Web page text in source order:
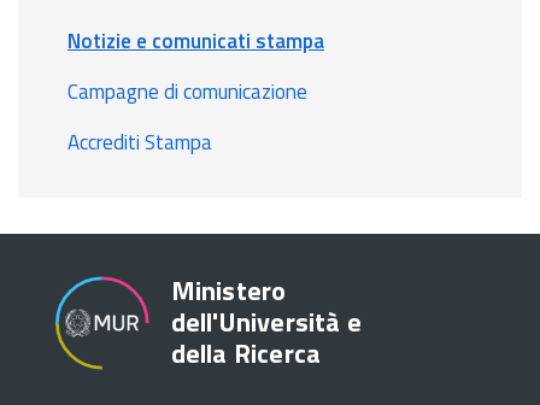
Notizie e comunicati stampa
Campagne di comunicazione
Accrediti Stampa
Ministero
dell'Università e
della Ricerca